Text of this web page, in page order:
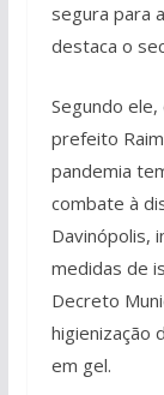
segura para
destaca o
Segundo
prefeito
pandemia
combate à
Davinópolis,
medidas de
Decreto
higienização
em gel.